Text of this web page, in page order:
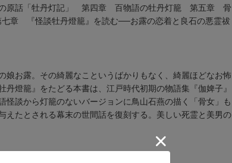
原話「牡丹灯記」 第四章 百物語の牡丹灯籠 第五章 骨
章 『怪談牡丹燈籠』を読む──お露の恋着と良石の悪霊祓
お露。その綺麗なこというばかりもなく、綺麗ほどなお怖
燈籠』をたどる本書は、江戸時代初期の物語集『伽婢子』
談から灯籠のないバージョンに鳥山石燕の描く「骨女」も
たとされる幕末の世間話を復刻する。美しい死霊と美男の